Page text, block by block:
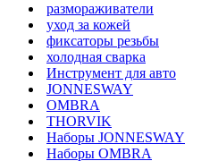
размораживатели
уход за кожей
фиксаторы резьбы
холодная сварка
Инструмент для авто
JONNESWAY
OMBRA
THORVIK
Наборы JONNESWAY
Наборы OMBRA